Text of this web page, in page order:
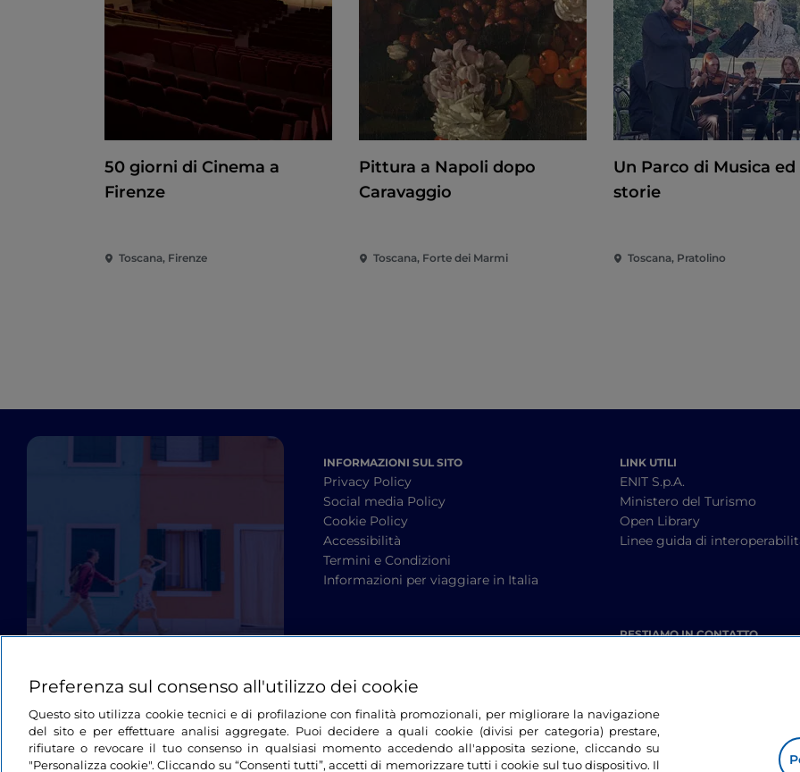
50 giorni di Cinema a
Firenze
Toscana, Firenze
Pittura a Napoli dopo
Caravaggio
Toscana, Forte dei Marmi
Un Parco di Musica
storie
Toscana, Pratolino
INFORMAZIONI SUL SITO
Privacy Policy
Social media Policy
Cookie Policy
Accessibilità
Termini e Condizioni
Informazioni per viaggiare in Italia
LINK UTILI
ENIT S.p.A.
Ministero del Turismo
Open Library
Linee guida di
RESTIAMO IN CONTATTO
Preferenza sul consenso all'utilizzo dei cookie
Questo sito utilizza cookie tecnici e di profilazione con finalità promozionali, per migliorare la navigazione
del sito e per effettuare analisi aggregate. Puoi decidere a quali cookie (divisi per categoria) prestare,
rifiutare o revocare il tuo consenso in qualsiasi momento accedendo all'apposita sezione, cliccando su
"Personalizza cookie". Cliccando su “Consenti tutti”, accetti di memorizzare tutti i cookie sul tuo dispositivo. Il